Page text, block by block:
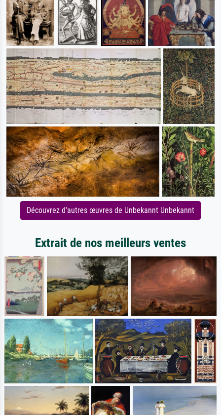
Découvrez d'autres œuvres de Unbekannt Unbekannt
Extrait de nos meilleurs ventes